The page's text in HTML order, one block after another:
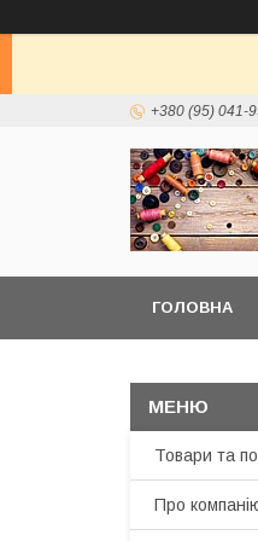
+380 (95) 041-
ГОЛОВНА
Товари та
Про